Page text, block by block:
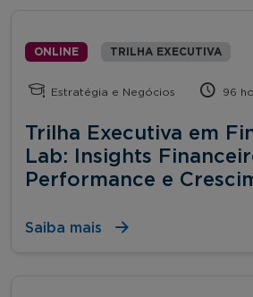
ONLINE TRILHA EXECUTIVA
Estratégia e Negócios 96
Trilha Executiva em
Lab: Insights
Performance e
Saiba mais